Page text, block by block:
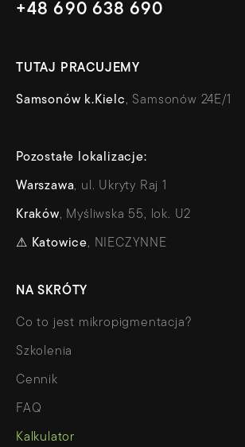
+48 690 638 690
TUTAJ PRACUJEMY
Samsonów k.Kielc, Samsonów 24E/1
Pozostałe lokalizacje:
Warszawa, ul. Ukryty Raj 1
Kraków, Myśliwska 55, lok. U2
⚠ Katowice, NIECZYNNE
NA SKRÓTY
Co to jest mikropigmentacja?
Szkolenia
Cennik
FAQ
Kalkulator